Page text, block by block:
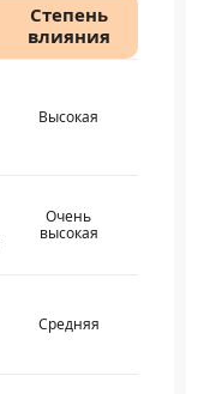
Степень
влияния
Высокая
Очень
высокая
Средняя